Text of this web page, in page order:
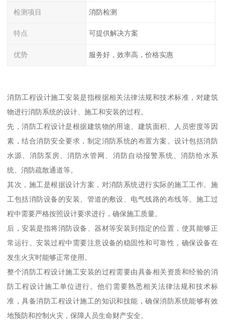
检测项目 消防检测
特点 可提供解决方案
优势 服务好，效率高，价格实惠
消防工程设计施工安装是指根据相关法律法规和技术标准，对建筑
物进行消防系统的设计、施工和安装的过程。
先，消防工程设计是根据建筑物的用途、建筑面积、人员密度等因
素，结合消防安全要求，制定消防系统的布置方案。设计包括消防
水源、消防泵房、消防水管网、消防自动报警系统、消防给水系
统、消防疏散通道等。
其次，施工是根据设计方案，对消防系统进行实际的施工工作。施
工包括消防设备的安装、管道的敷设、电气线路的布线等。施工过
程中需要严格按照设计要求进行，确保施工质量。
后，安装是指将消防设备、器材等安装到指定的位置，使其能够正
常运行。安装过程中需要注意设备的稳固性和可靠性，确保设备在
发生火灾时能够正常使用。
整个消防工程设计施工安装的过程需要由具备相关资质和经验的消
防工程设计施工单位进行。他们需要熟悉相关法律法规和技术标
准，具备消防工程设计施工的知识和技能，确保消防系统能够有效
地预防和控制火灾，保障人员生命财产安全。